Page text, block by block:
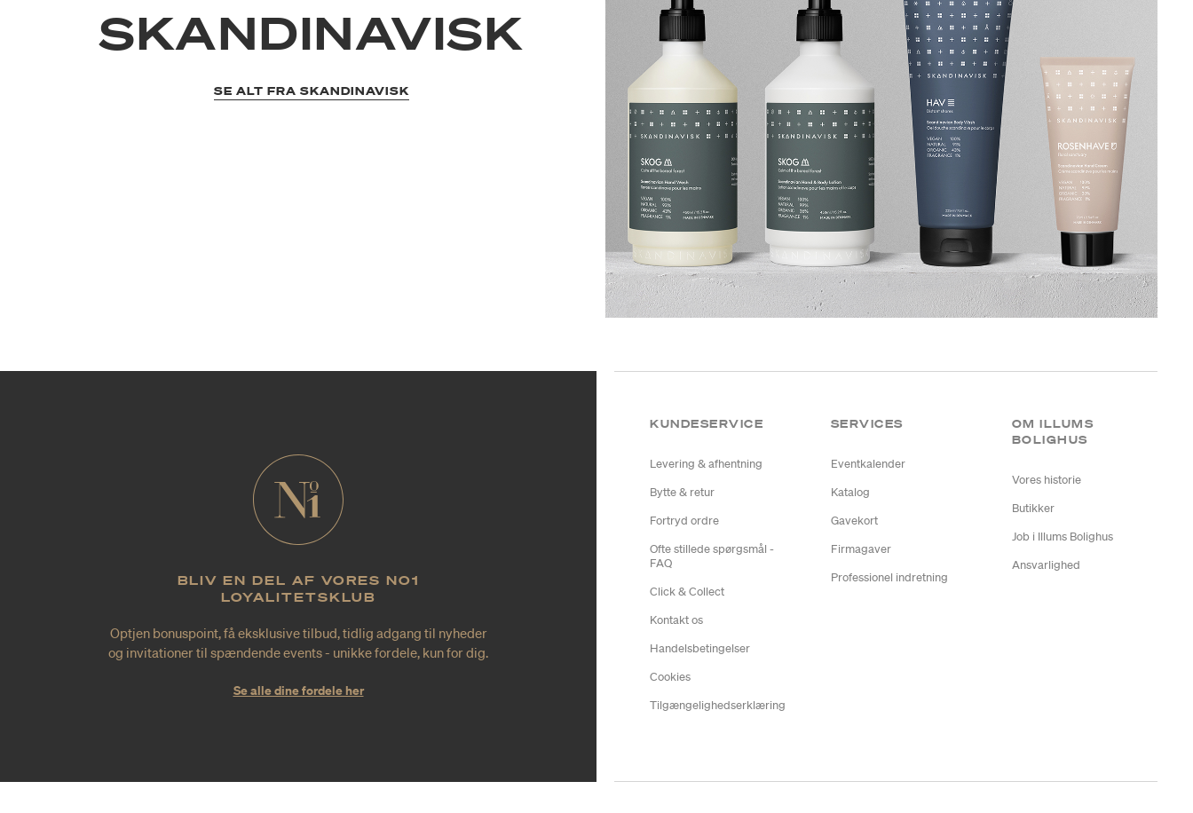
SKANDINAVISK
SE ALT FRA SKANDINAVISK
BLIV EN DEL AF VORES NO1
LOYALITETSKLUB
Optjen bonuspoint, få eksklusive tilbud, tidlig adgang til nyheder
og invitationer til spændende events - unikke fordele, kun for dig.
Se alle dine fordele her
KUNDESERVICE
Levering & afhentning
Bytte & retur
Fortryd ordre
Ofte stillede spørgsmål -
FAQ
Click & Collect
Kontakt os
Handelsbetingelser
Cookies
Tilgængelighedserklæring
SERVICES
Eventkalender
Katalog
Gavekort
Firmagaver
Professionel indretning
OM ILLUMS
BOLIGHUS
Vores historie
Butikker
Job i Illums Bolighus
Ansvarlighed